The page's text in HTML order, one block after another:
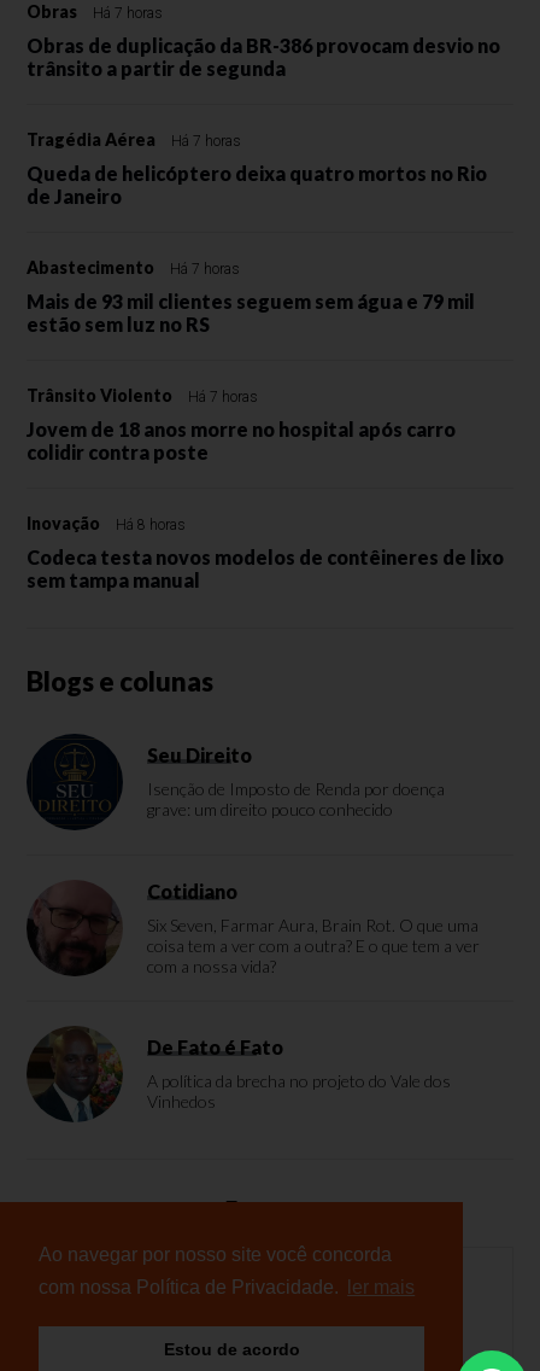
Ao navegar por nosso site você concorda
com nossa Política de Privacidade.
ler mais
Estou de acordo
Obras Há 7 horas
Obras de duplicação da BR-386 provocam desvio no
trânsito a partir de segunda
Tragédia Aérea Há 7 horas
Queda de helicóptero deixa quatro mortos no Rio
de Janeiro
Abastecimento Há 7 horas
Mais de 93 mil clientes seguem sem água e 79 mil
estão sem luz no RS
Trânsito Violento Há 7 horas
Jovem de 18 anos morre no hospital após carro
colidir contra poste
Inovação Há 8 horas
Codeca testa novos modelos de contêineres de lixo
sem tampa manual
Blogs e colunas
Seu Direito
Isenção de Imposto de Renda por doença
grave: um direito pouco conhecido
Cotidiano
Six Seven, Farmar Aura, Brain Rot. O que uma
coisa tem a ver com a outra? E o que tem a ver
com a nossa vida?
De Fato é Fato
A política da brecha no projeto do Vale dos
Vinhedos
Enquete